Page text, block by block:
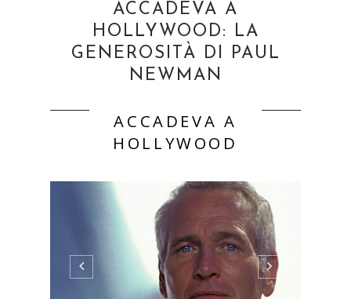
ACCADEVA A
HOLLYWOOD: LA
GENEROSITÀ DI PAUL
NEWMAN
ACCADEVA A
HOLLYWOOD